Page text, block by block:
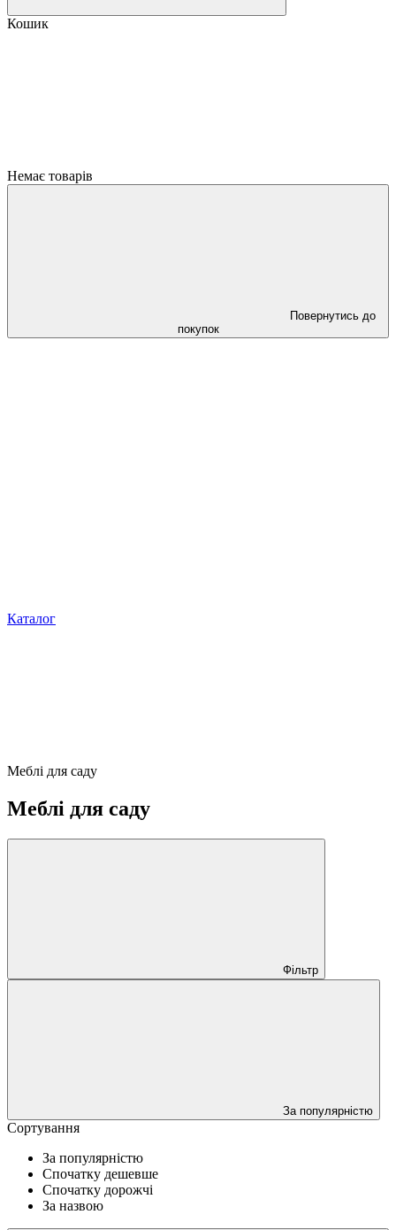
Кошик
Немає товарів
Повернутись до
покупок
Каталог
Меблі для саду
Меблі для саду
Фільтр
За популярністю
Сортування
За популярністю
Спочатку дешевше
Спочатку дорожчі
За назвою